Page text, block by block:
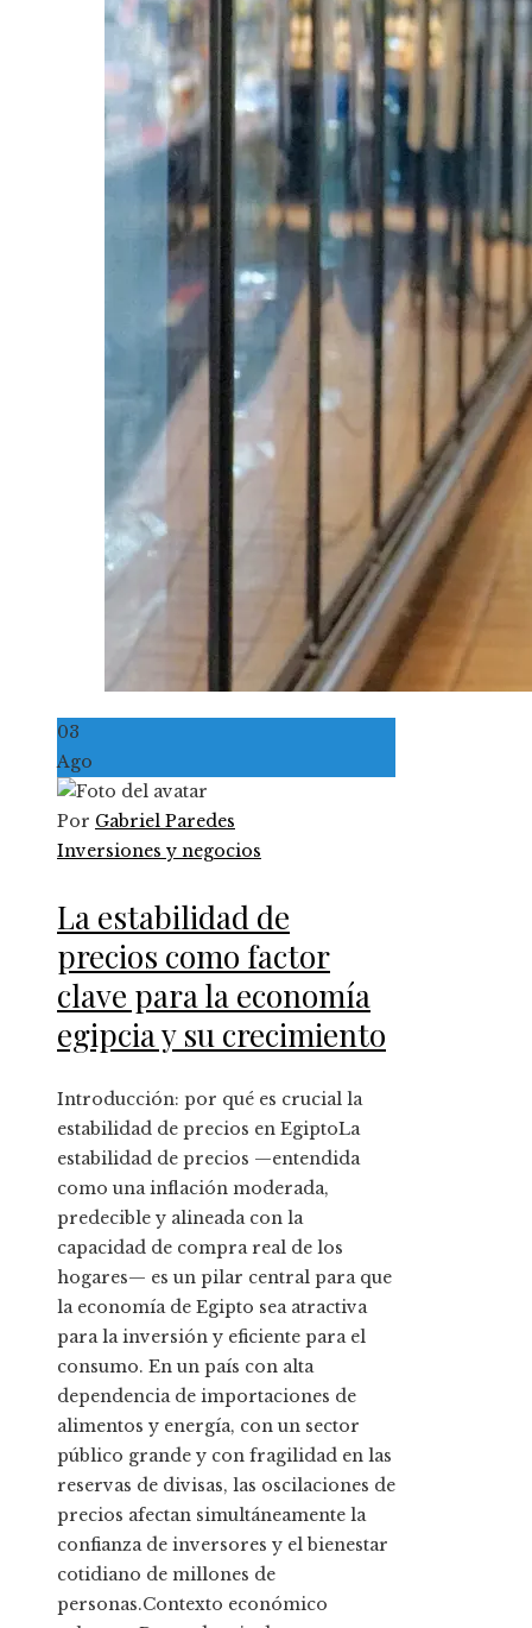
03
Ago
Por Gabriel Paredes
Inversiones y negocios
La estabilidad de
precios como factor
clave para la economía
egipcia y su crecimiento
Introducción: por qué es crucial la
estabilidad de precios en EgiptoLa
estabilidad de precios —entendida
como una inflación moderada,
predecible y alineada con la
capacidad de compra real de los
hogares— es un pilar central para que
la economía de Egipto sea atractiva
para la inversión y eficiente para el
consumo. En un país con alta
dependencia de importaciones de
alimentos y energía, con un sector
público grande y con fragilidad en las
reservas de divisas, las oscilaciones de
precios afectan simultáneamente la
confianza de inversores y el bienestar
cotidiano de millones de
personas.Contexto económico